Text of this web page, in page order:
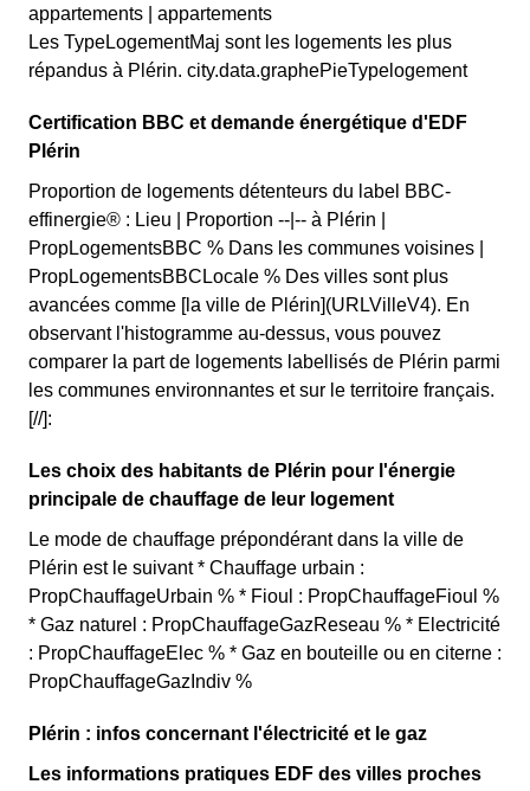
appartements | appartements
Les TypeLogementMaj sont les logements les plus
répandus à Plérin. city.data.graphePieTypelogement
Certification BBC et demande énergétique d'EDF
Plérin
Proportion de logements détenteurs du label BBC-
effinergie® : Lieu | Proportion --|-- à Plérin |
PropLogementsBBC % Dans les communes voisines |
PropLogementsBBCLocale % Des villes sont plus
avancées comme [la ville de Plérin](URLVilleV4). En
observant l'histogramme au-dessus, vous pouvez
comparer la part de logements labellisés de Plérin parmi
les communes environnantes et sur le territoire français.
[//]:
Les choix des habitants de Plérin pour l'énergie
principale de chauffage de leur logement
Le mode de chauffage prépondérant dans la ville de
Plérin est le suivant * Chauffage urbain :
PropChauffageUrbain % * Fioul : PropChauffageFioul %
* Gaz naturel : PropChauffageGazReseau % * Electricité
: PropChauffageElec % * Gaz en bouteille ou en citerne :
PropChauffageGazIndiv %
Plérin : infos concernant l'électricité et le gaz
Les informations pratiques EDF des villes proches